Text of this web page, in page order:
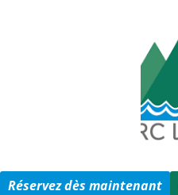
Réservez dès maintenant